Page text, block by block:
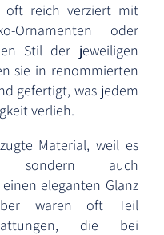
oft reich verziert mit
Ornamenten oder
Stil der jeweiligen
sie in renommierten
gefertigt, was jedem
verlieh.
Material, weil es
auch
eleganten Glanz
waren oft Teil
die bei